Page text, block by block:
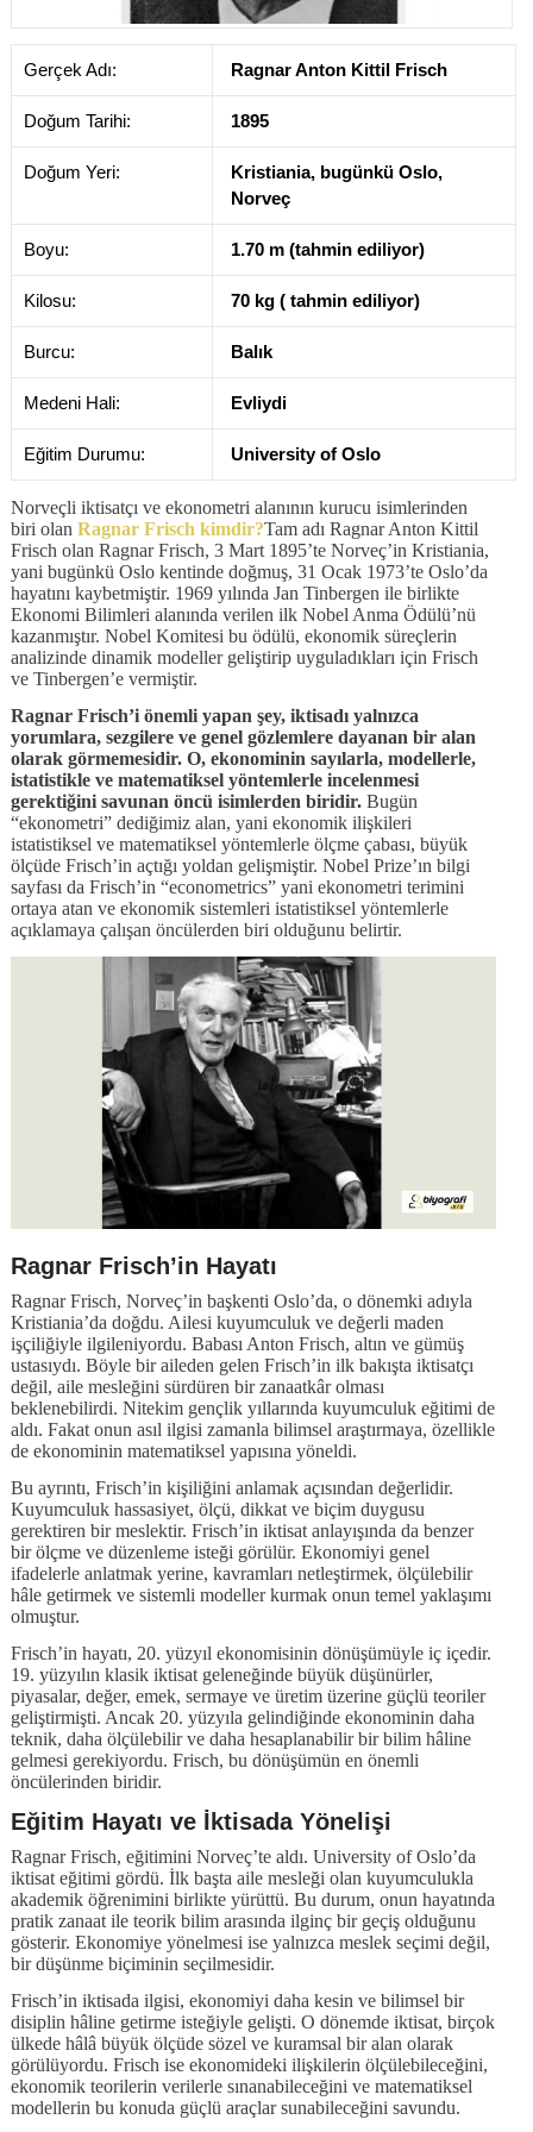
Gerçek Adı: Ragnar Anton Kittil Frisch
Doğum Tarihi: 1895
Doğum Yeri:
Kristiania, bugünkü Oslo,
Norveç
Boyu: 1.70 m (tahmin ediliyor)
Kilosu: 70 kg ( tahmin ediliyor)
Burcu: Balık
Medeni Hali: Evliydi
Eğitim Durumu: University of Oslo
Norveçli iktisatçı ve ekonometri alanının kurucu isimlerinden
biri olan Ragnar Frisch kimdir?Tam adı Ragnar Anton Kittil
Frisch olan Ragnar Frisch, 3 Mart 1895’te Norveç’in Kristiania,
yani bugünkü Oslo kentinde doğmuş, 31 Ocak 1973’te Oslo’da
hayatını kaybetmiştir. 1969 yılında Jan Tinbergen ile birlikte
Ekonomi Bilimleri alanında verilen ilk Nobel Anma Ödülü’nü
kazanmıştır. Nobel Komitesi bu ödülü, ekonomik süreçlerin
analizinde dinamik modeller geliştirip uyguladıkları için Frisch
ve Tinbergen’e vermiştir.
Ragnar Frisch’i önemli yapan şey, iktisadı yalnızca
yorumlara, sezgilere ve genel gözlemlere dayanan bir alan
olarak görmemesidir. O, ekonominin sayılarla, modellerle,
istatistikle ve matematiksel yöntemlerle incelenmesi
gerektiğini savunan öncü isimlerden biridir. Bugün
“ekonometri” dediğimiz alan, yani ekonomik ilişkileri
istatistiksel ve matematiksel yöntemlerle ölçme çabası, büyük
ölçüde Frisch’in açtığı yoldan gelişmiştir. Nobel Prize’ın bilgi
sayfası da Frisch’in “econometrics” yani ekonometri terimini
ortaya atan ve ekonomik sistemleri istatistiksel yöntemlerle
açıklamaya çalışan öncülerden biri olduğunu belirtir.
Ragnar Frisch’in Hayatı
Ragnar Frisch, Norveç’in başkenti Oslo’da, o dönemki adıyla
Kristiania’da doğdu. Ailesi kuyumculuk ve değerli maden
işçiliğiyle ilgileniyordu. Babası Anton Frisch, altın ve gümüş
ustasıydı. Böyle bir aileden gelen Frisch’in ilk bakışta iktisatçı
değil, aile mesleğini sürdüren bir zanaatkâr olması
beklenebilirdi. Nitekim gençlik yıllarında kuyumculuk eğitimi de
aldı. Fakat onun asıl ilgisi zamanla bilimsel araştırmaya, özellikle
de ekonominin matematiksel yapısına yöneldi.
Bu ayrıntı, Frisch’in kişiliğini anlamak açısından değerlidir.
Kuyumculuk hassasiyet, ölçü, dikkat ve biçim duygusu
gerektiren bir meslektir. Frisch’in iktisat anlayışında da benzer
bir ölçme ve düzenleme isteği görülür. Ekonomiyi genel
ifadelerle anlatmak yerine, kavramları netleştirmek, ölçülebilir
hâle getirmek ve sistemli modeller kurmak onun temel yaklaşımı
olmuştur.
Frisch’in hayatı, 20. yüzyıl ekonomisinin dönüşümüyle iç içedir.
19. yüzyılın klasik iktisat geleneğinde büyük düşünürler,
piyasalar, değer, emek, sermaye ve üretim üzerine güçlü teoriler
geliştirmişti. Ancak 20. yüzyıla gelindiğinde ekonominin daha
teknik, daha ölçülebilir ve daha hesaplanabilir bir bilim hâline
gelmesi gerekiyordu. Frisch, bu dönüşümün en önemli
öncülerinden biridir.
Eğitim Hayatı ve İktisada Yönelişi
Ragnar Frisch, eğitimini Norveç’te aldı. University of Oslo’da
iktisat eğitimi gördü. İlk başta aile mesleği olan kuyumculukla
akademik öğrenimini birlikte yürüttü. Bu durum, onun hayatında
pratik zanaat ile teorik bilim arasında ilginç bir geçiş olduğunu
gösterir. Ekonomiye yönelmesi ise yalnızca meslek seçimi değil,
bir düşünme biçiminin seçilmesidir.
Frisch’in iktisada ilgisi, ekonomiyi daha kesin ve bilimsel bir
disiplin hâline getirme isteğiyle gelişti. O dönemde iktisat, birçok
ülkede hâlâ büyük ölçüde sözel ve kuramsal bir alan olarak
görülüyordu. Frisch ise ekonomideki ilişkilerin ölçülebileceğini,
ekonomik teorilerin verilerle sınanabileceğini ve matematiksel
modellerin bu konuda güçlü araçlar sunabileceğini savundu.